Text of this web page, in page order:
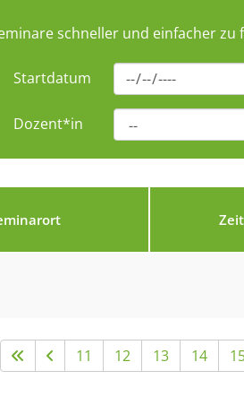
schneller und einfacher zu
Startdatum
Dozent*in
11 12 13 14